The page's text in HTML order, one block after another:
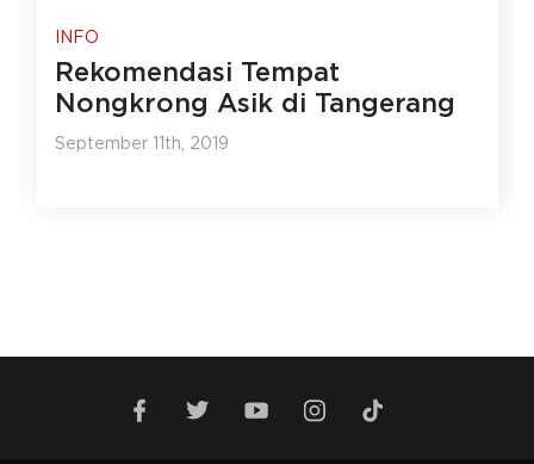
INFO
Rekomendasi Tempat
Nongkrong Asik di Tangerang
September 11th, 2019